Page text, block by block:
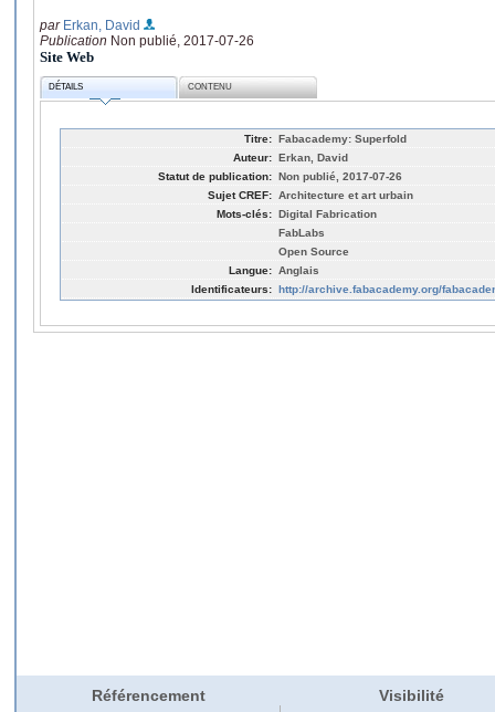
par Erkan, David
Publication Non publié, 2017-07-26
Site Web
DÉTAILS CONTENU
Titre: Fabacademy: Superfold
Auteur: Erkan, David
Statut de publication: Non publié, 2017-07-26
Sujet CREF: Architecture et art urbain
Mots-clés: Digital Fabrication
FabLabs
Open Source
Langue: Anglais
Identificateurs: http://archive.fabacademy.org/
Référencement Visibilité